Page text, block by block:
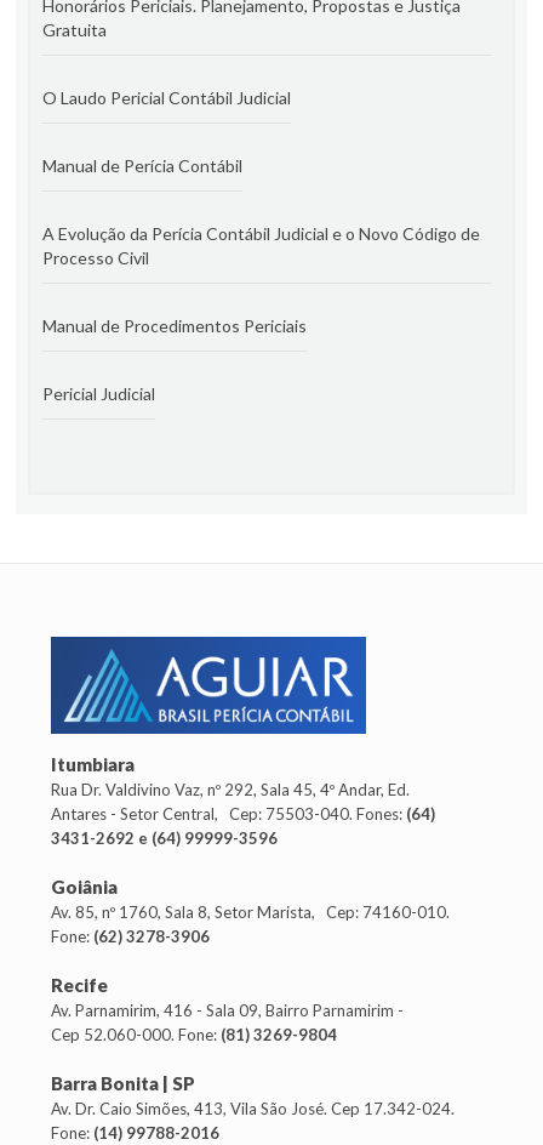
Honorários Periciais. Planejamento, Propostas e Justiça
Gratuita
O Laudo Pericial Contábil Judicial
Manual de Perícia Contábil
A Evolução da Perícia Contábil Judicial e o Novo Código de
Processo Civil
Manual de Procedimentos Periciais
Pericial Judicial
Itumbiara
Rua Dr. Valdivino Vaz, nº 292, Sala 45, 4º Andar, Ed.
Antares - Setor Central, Cep: 75503-040. Fones: (64)
3431-2692 e (64) 99999-3596
Goiânia
Av. 85, nº 1760, Sala 8, Setor Marista, Cep: 74160-010.
Fone: (62) 3278-3906
Recife
Av. Parnamirim, 416 - Sala 09, Bairro Parnamirim -
Cep 52.060-000. Fone: (81) 3269-9804
Barra Bonita | SP
Av. Dr. Caio Simões, 413, Vila São José. Cep 17.342-024.
Fone: (14) 99788-2016